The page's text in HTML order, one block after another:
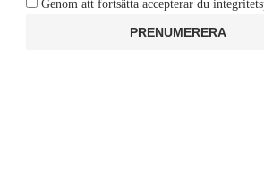
Genom att fortsätta accepterar du